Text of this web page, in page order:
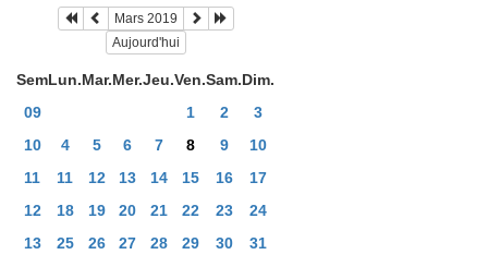
Mars 2019
Aujourd'hui
SemLun.Mar.Mer.Jeu.Ven.Sam.Dim.
09
1 2
3
10
4 5 6 7 8 9
10
11
11 12 13 14 15 16
17
12
18 19 20 21 22 23
24
13
25 26 27 28 29 30 31